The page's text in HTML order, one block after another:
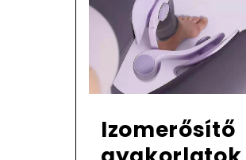
Izomerősítő